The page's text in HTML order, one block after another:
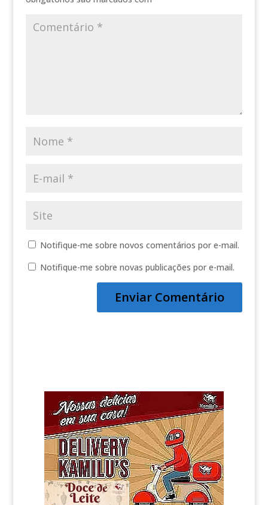
Notifique-me sobre novos comentários por e-mail.
Notifique-me sobre novas publicações por e-mail.